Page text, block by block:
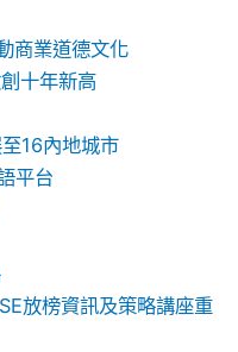
商業道德文化
十年新高
16內地城市
平台
放榜資訊及策略講座重